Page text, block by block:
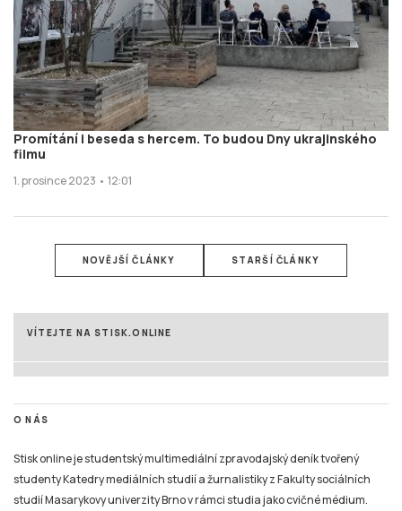
Promítání i beseda s hercem. To budou Dny ukrajinského
filmu
1. prosince 2023 • 12:01
NOVĚJŠÍ ČLÁNKY STARŠÍ ČLÁNKY
VÍTEJTE NA STISK.ONLINE
O NÁS
Stisk online je studentský multimediální zpravodajský deník tvořený
studenty Katedry mediálních studií a žurnalistiky z Fakulty sociálních
studií Masarykovy univerzity Brno v rámci studia jako cvičné médium.